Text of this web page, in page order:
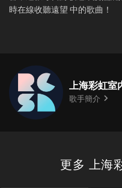
時在線收聽遠望 中的歌曲！
上海彩虹室
歌手簡介
更多 上海